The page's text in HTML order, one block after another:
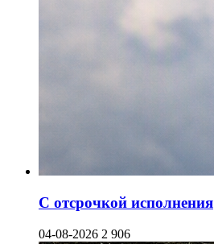
С отсрочкой исполнения
04-08-2026 2 906